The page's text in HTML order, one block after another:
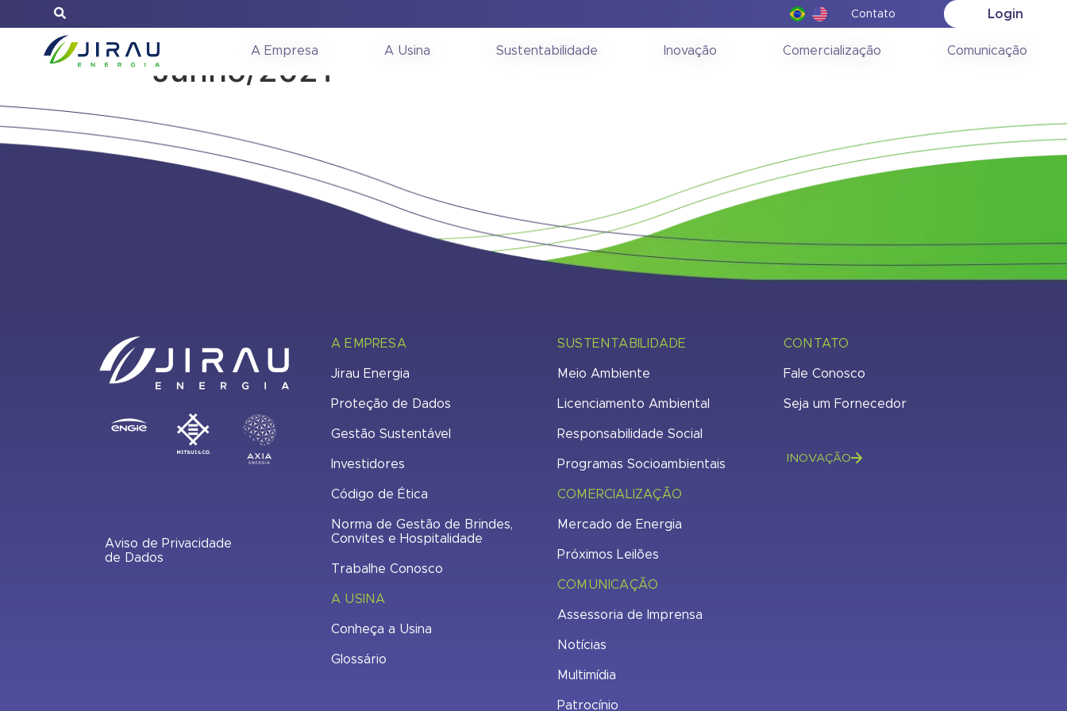
Contato Login
A Empresa A Usina Sustentabilidade Inovação Comercialização Comunicação
Relatório de Informações Gerenciais (RIG) –
Junho/2021
Aviso de Privacidade
de Dados
A EMPRESA
Jirau Energia
Proteção de Dados
Gestão Sustentável
Investidores
Código de Ética
Norma de Gestão de Brindes,
Convites e Hospitalidade
Trabalhe Conosco
A USINA
Conheça a Usina
Glossário
SUSTENTABILIDADE
Meio Ambiente
Licenciamento Ambiental
Responsabilidade Social
Programas Socioambientais
COMERCIALIZAÇÃO
Mercado de Energia
Próximos Leilões
COMUNICAÇÃO
Assessoria de Imprensa
Notícias
Multimídia
Patrocínio
CONTATO
Fale Conosco
Seja um Fornecedor
INOVAÇÃO